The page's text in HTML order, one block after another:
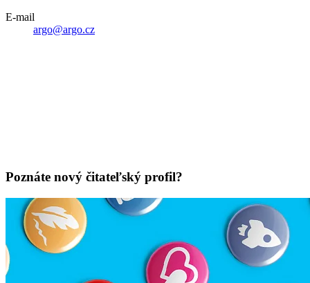
E-mail
argo@argo.cz
Poznáte nový čitateľský profil?